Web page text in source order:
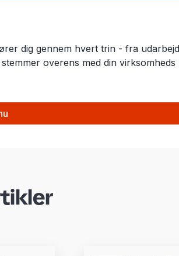
dig gennem hvert trin - fra
overens med din